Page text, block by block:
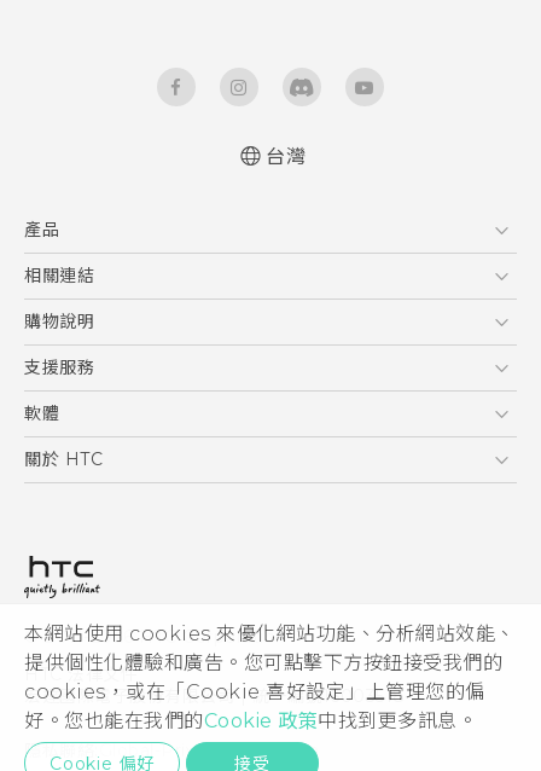
本網站使用 cookies 來優化網站功能、分析網站效能、
提供個性化體驗和廣告。您可點擊下方按鈕接受我們的
cookies，或在「Cookie 喜好設定」上管理您的偏
好。您也能在我們的Cookie 政策中找到更多訊息。
Cookie 偏好 接受
台灣
產品
5G
智慧型手機
配件
相關連結
HTC Research
購物說明
購物須知
訂單管理
付款方式
支援服務
到府收送維修服務
服務中心資訊
客戶服務佈告欄
軟體
應用程式
HTC Sync Manager
關於 HTC
投資人
隱私權政策
產品安全性
Cookie
Security and Privacy Whitepaper
© 2011-2026 HTC Corporation
HTC 法律文件
宏達國際電子股份有限公司 | 統一編號16003518
隱私聯絡: Global-Privacy@htc.com